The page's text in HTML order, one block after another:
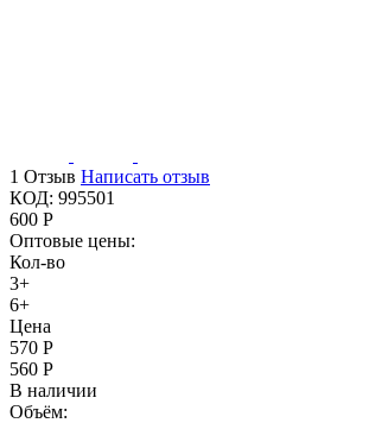
1 Отзыв Написать отзыв
КОД: 995501
600 Р
Оптовые цены:
Кол-во
3+
6+
Цена
570 Р
560 Р
В наличии
Объём: